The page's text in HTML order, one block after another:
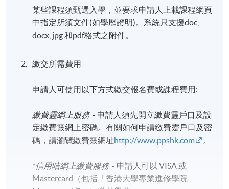
某些課程須甄選入學，並要求申請人上載課程網頁
中指定所須文件(如學歷證明)。系統只支援doc,
docx, jpg 和pdf格式之附件。
繳交所需費用
申請人可使用以下方式繳交報名費或課程費用:
繳費靈網上服務- 申請人須先開立繳費靈戶口及設
定繳費靈網上密碼。有關如何申請繳費靈戶口及密
碼，請瀏覽繳費靈網址http://www.ppshk.com 。
*信用咭網上繳費服務- 申請人可以 VISA 或
Mastercard（包括「香港大學專業進修學院